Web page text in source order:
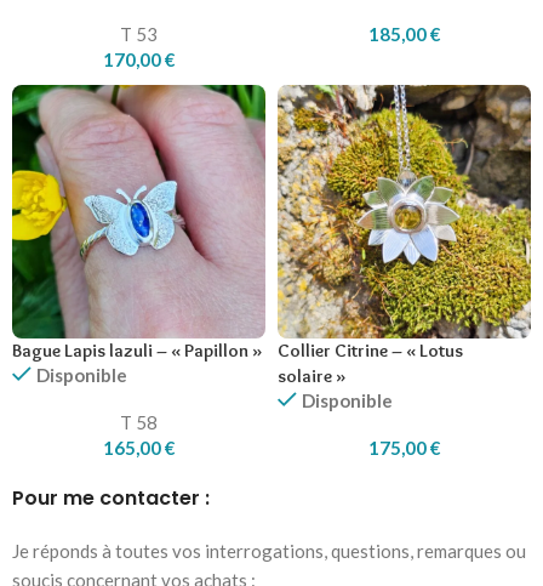
T 53
170,00€
185,00€
Bague Lapis lazuli – « Papillon »
Disponible
T 58
165,00€
Collier Citrine – « Lotus
solaire »
Disponible
175,00€
Pour me contacter :
Je réponds à toutes vos interrogations, questions, remarques ou
soucis concernant vos achats :